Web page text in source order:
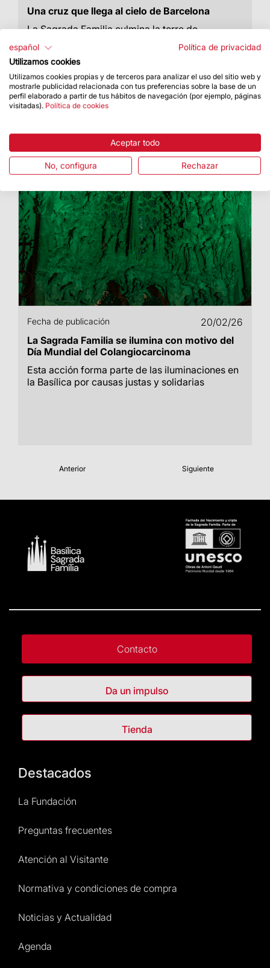
Una cruz que llega al cielo de Barcelona
La Sagrada Familia culmina la torre de
Jesucristo con la colocación del brazo superior
de la cruz
Fecha de publicación
20/02/26
La Sagrada Familia se ilumina con motivo del
Día Mundial del Colangiocarcinoma
Esta acción forma parte de las iluminaciones en
la Basílica por causas justas y solidarias
Anterior Siguiente
Contacto
Da un impulso
Tienda
Destacados
La Fundación
Preguntas frecuentes
Atención al Visitante
Normativa y condiciones de compra
Noticias y Actualidad
Agenda
español
Política de privacidad
Utilizamos cookies
Utilizamos cookies propias y de terceros para analizar el uso del sitio web y
mostrarle publicidad relacionada con tus preferencias sobre la base de un
perfil elaborado a partir de tus hábitos de navegación (por ejemplo, páginas
visitadas). Política de cookies
Aceptar todo
No, configura Rechazar